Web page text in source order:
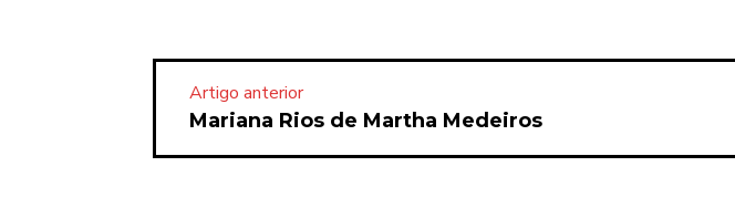
Artigo anterior
Mariana Rios de Martha Medeiros